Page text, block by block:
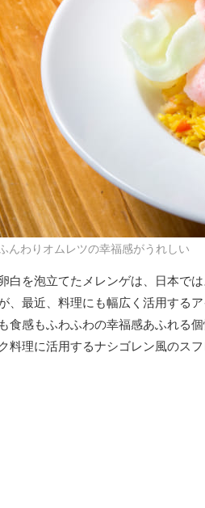
んわりオムレツの幸福感がうれしい
白を泡立てたメレンゲは、日本で
、最近、料理にも幅広く活用する
も食感もふわふわの幸福感あふれる
ク料理に活用するナシゴレン風のス